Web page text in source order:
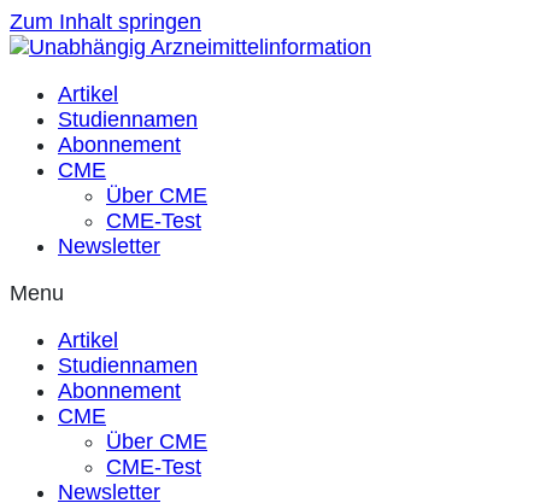
Zum Inhalt springen
Artikel
Studiennamen
Abonnement
CME
Über CME
CME-Test
Newsletter
Menu
Artikel
Studiennamen
Abonnement
CME
Über CME
CME-Test
Newsletter